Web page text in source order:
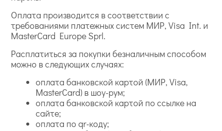
Оплата производится в соответствии с
требованиями платежных систем МИР, Visa Int. и
MasterCard Europe Sprl.
Расплатиться за покупки безналичным способом
можно в следующих случаях:
оплата банковской картой (МИР, Visa,
MasterCard) в шоу-рум;
оплата банковской картой по ссылке на
сайте;
оплата по qr-коду;